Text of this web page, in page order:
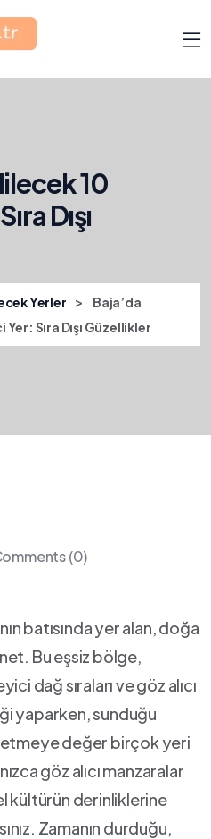
10
Dışı
Yerler >
Baja’da
Sıra Dışı Güzellikler
(0)
batısında yer alan, doğa
Bu eşsiz bölge,
dağ sıraları ve göz alıcı
yaparken, sunduğu‍
değer birçok yeri
göz alıcı manzaralar
kültürün derinliklerine
Zamanın durduğu,